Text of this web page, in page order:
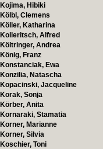
Kojima, Hibiki
Kölbl, Clemens
Köller, Katharina
Kolleritsch, Alfred
Költringer, Andrea
König, Franz
Konstanciak, Ewa
Konzilia, Natascha
Kopacinski, Jacqueline
Korak, Sonja
Körber, Anita
Kornaraki, Stamatia
Korner, Marianne
Korner, Silvia
Koschier, Toni